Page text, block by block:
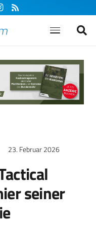
23. Februar 2026
seiner